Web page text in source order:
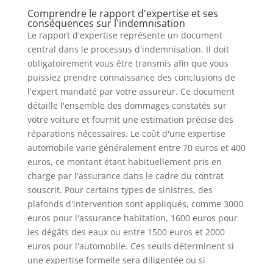
Comprendre le rapport d'expertise et ses
conséquences sur l'indemnisation
Le rapport d'expertise représente un document
central dans le processus d'indemnisation. Il doit
obligatoirement vous être transmis afin que vous
puissiez prendre connaissance des conclusions de
l'expert mandaté par votre assureur. Ce document
détaille l'ensemble des dommages constatés sur
votre voiture et fournit une estimation précise des
réparations nécessaires. Le coût d'une expertise
automobile varie généralement entre 70 euros et 400
euros, ce montant étant habituellement pris en
charge par l'assurance dans le cadre du contrat
souscrit. Pour certains types de sinistres, des
plafonds d'intervention sont appliqués, comme 3000
euros pour l'assurance habitation, 1600 euros pour
les dégâts des eaux ou entre 1500 euros et 2000
euros pour l'automobile. Ces seuils déterminent si
une expertise formelle sera diligentée ou si